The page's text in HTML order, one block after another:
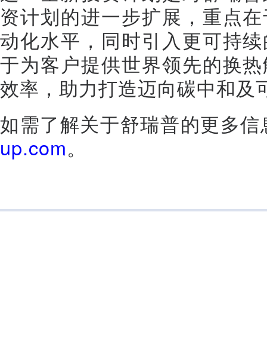
资计划的进一步扩展，重点
动化水平，同时引入更可持
于为客户提供世界领先的换
效率，助力打造迈向碳中和及
如需了解关于舒瑞普的更多
up.com。